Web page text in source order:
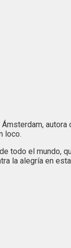
loco.
todo el mundo,
la alegría en